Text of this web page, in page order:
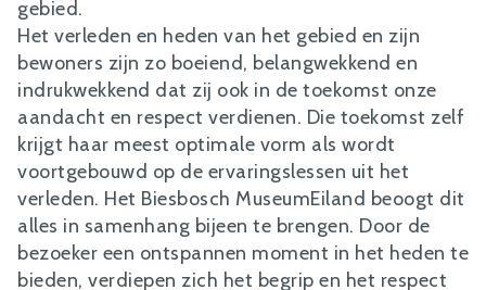
gebied.
Het verleden en heden van het gebied en zijn
bewoners zijn zo boeiend, belangwekkend en
indrukwekkend dat zij ook in de toekomst onze
aandacht en respect verdienen. Die toekomst zelf
krijgt haar meest optimale vorm als wordt
voortgebouwd op de ervaringslessen uit het
verleden. Het Biesbosch MuseumEiland beoogt dit
alles in samenhang bijeen te brengen. Door de
bezoeker een ontspannen moment in het heden te
bieden, verdiepen zich het begrip en het respect